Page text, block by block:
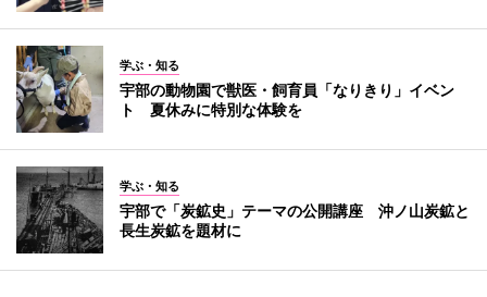
学ぶ・知る
宇部の動物園で獣医・飼育員「なりきり」イベン
ト 夏休みに特別な体験を
学ぶ・知る
宇部で「炭鉱史」テーマの公開講座 沖ノ山炭鉱と
長生炭鉱を題材に